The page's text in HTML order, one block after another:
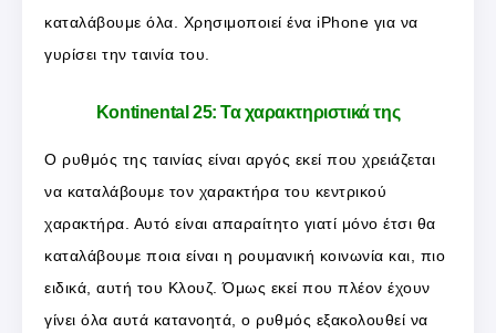
καταλάβουμε όλα. Χρησιμοποιεί ένα iPhone για να
γυρίσει την ταινία του.
Kontinental 25: Τα χαρακτηριστικά της
Ο ρυθμός της ταινίας είναι αργός εκεί που χρειάζεται
να καταλάβουμε τον χαρακτήρα του κεντρικού
χαρακτήρα. Αυτό είναι απαραίτητο γιατί μόνο έτσι θα
καταλάβουμε ποια είναι η ρουμανική κοινωνία και, πιο
ειδικά, αυτή του Κλουζ. Όμως εκεί που πλέον έχουν
γίνει όλα αυτά κατανοητά, ο ρυθμός εξακολουθεί να